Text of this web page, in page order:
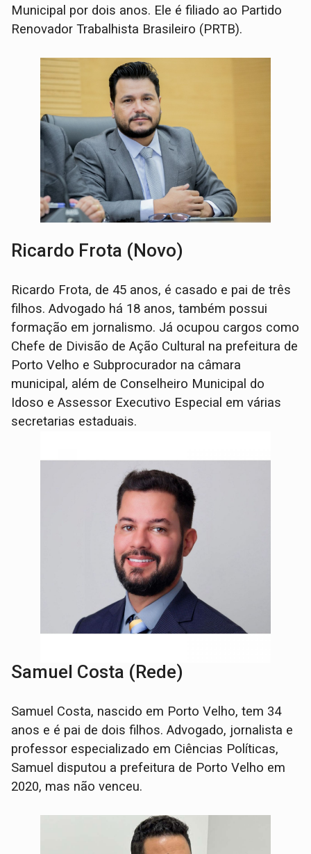
Municipal por dois anos. Ele é filiado ao Partido
Renovador Trabalhista Brasileiro (PRTB).
Ricardo Frota (Novo)
Ricardo Frota, de 45 anos, é casado e pai de três
filhos. Advogado há 18 anos, também possui
formação em jornalismo. Já ocupou cargos como
Chefe de Divisão de Ação Cultural na prefeitura de
Porto Velho e Subprocurador na câmara
municipal, além de Conselheiro Municipal do
Idoso e Assessor Executivo Especial em várias
secretarias estaduais.
Samuel Costa (Rede)
Samuel Costa, nascido em Porto Velho, tem 34
anos e é pai de dois filhos. Advogado, jornalista e
professor especializado em Ciências Políticas,
Samuel disputou a prefeitura de Porto Velho em
2020, mas não venceu.